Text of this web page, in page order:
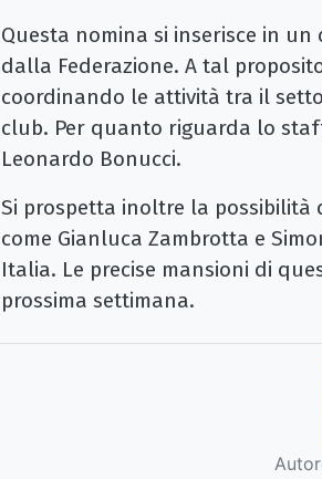
Questa nomina si inserisce in
dalla Federazione. A tal
coordinando le attività tra il
club. Per quanto riguarda lo
Leonardo Bonucci.
Si prospetta inoltre la possibilità
come Gianluca Zambrotta e
Italia. Le precise mansioni di
prossima settimana.